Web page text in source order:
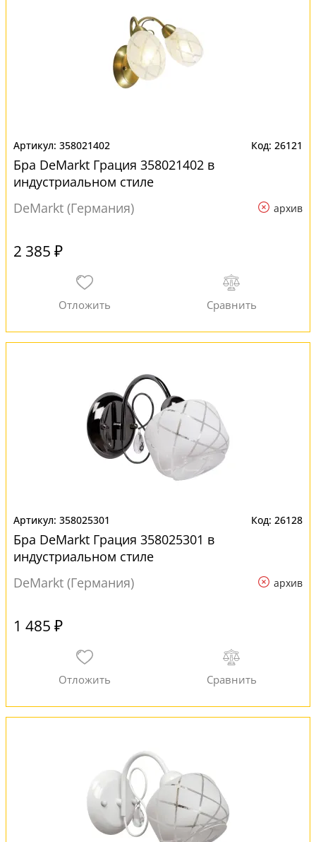
358021402 26121
Бра DeMarkt Грация 358021402 в
индустриальном стиле
DeMarkt (Германия)
архив
2 385 ₽
358025301 26128
Бра DeMarkt Грация 358025301 в
индустриальном стиле
DeMarkt (Германия)
архив
1 485 ₽